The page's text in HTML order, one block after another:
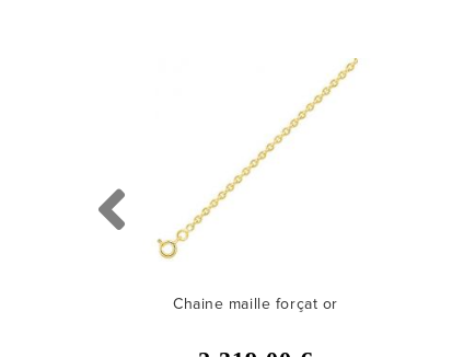
Chaine maille forçat or